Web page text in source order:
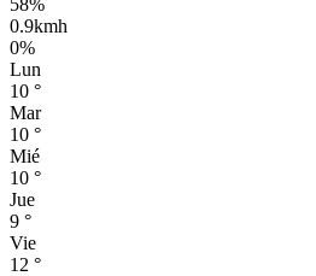
0.9kmh
0%
Lun
10 °
Mar
10 °
Mié
10 °
Jue
9 °
Vie
12 °